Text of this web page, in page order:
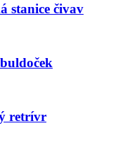
stanice čivav
retrívr